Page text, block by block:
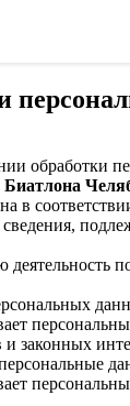
обработки
в
деятельность
и законных